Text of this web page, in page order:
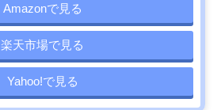
Amazonで見る
楽天市場で見る
Yahoo!で見る